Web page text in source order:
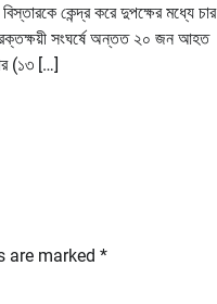
কেন্দ্র করে দুপক্ষের মধ্যে চার
রক্তক্ষয়ী সংঘর্ষে অন্তত ২০ জন আহত
(১৩ […]
are marked *